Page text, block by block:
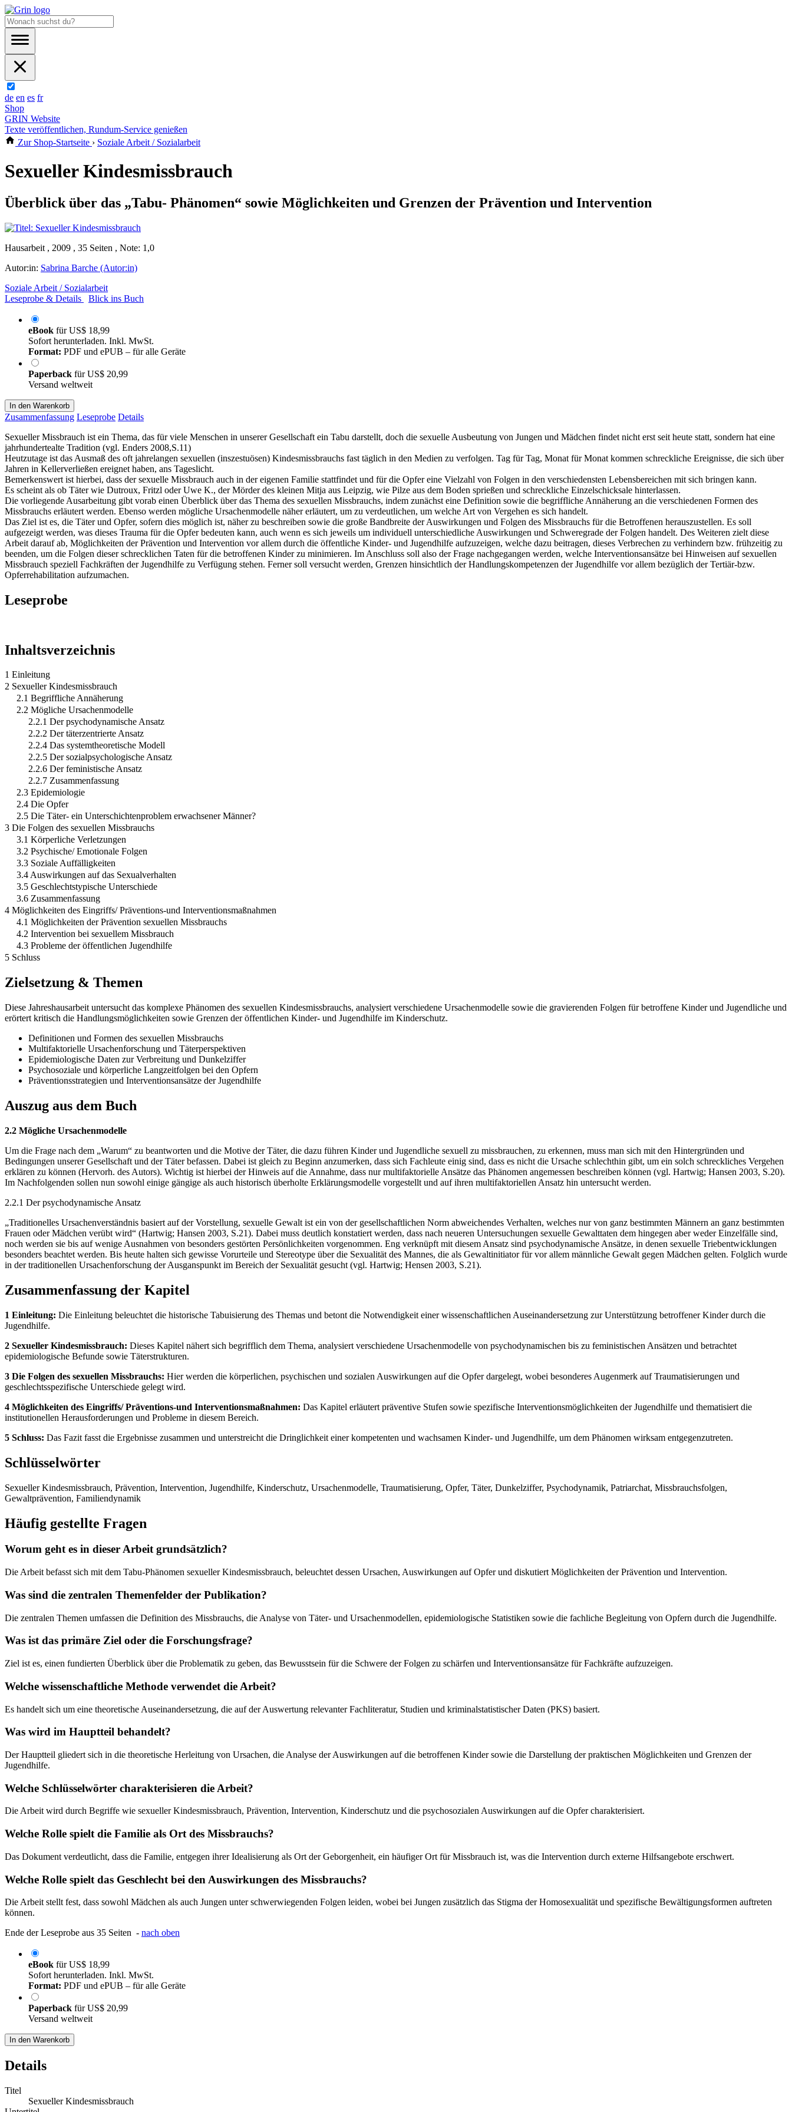
de en es fr
Shop
GRIN Website
Texte veröffentlichen, Rundum-Service genießen
Zur Shop-Startseite › Soziale Arbeit / Sozialarbeit
Sexueller Kindesmissbrauch
Überblick über das „Tabu- Phänomen“ sowie Möglichkeiten und Grenzen der Prävention und Intervention
Hausarbeit , 2009 , 35 Seiten , Note: 1,0
Autor:in: Sabrina Barche (Autor:in)
Soziale Arbeit / Sozialarbeit
Leseprobe & Details
Blick ins Buch
eBook fürUS$ 18,99
Sofort herunterladen. Inkl. MwSt.
Format: PDF und ePUB – für alle Geräte
Paperback fürUS$ 20,99
Versand weltweit
In den Warenkorb
Zusammenfassung Leseprobe Details
Sexueller Missbrauch ist ein Thema, das für viele Menschen in unserer Gesellschaft ein Tabu darstellt, doch die sexuelle Ausbeutung von Jungen und Mädchen findet nicht erst seit heute statt, sondern hat eine
jahrhundertealte Tradition (vgl. Enders 2008,S.11)
Heutzutage ist das Ausmaß des oft jahrelangen sexuellen (inszestuösen) Kindesmissbrauchs fast täglich in den Medien zu verfolgen. Tag für Tag, Monat für Monat kommen schreckliche Ereignisse, die sich über
Jahren in Kellerverließen ereignet haben, ans Tageslicht.
Bemerkenswert ist hierbei, dass der sexuelle Missbrauch auch in der eigenen Familie stattfindet und für die Opfer eine Vielzahl von Folgen in den verschiedensten Lebensbereichen mit sich bringen kann.
Es scheint als ob Täter wie Dutroux, Fritzl oder Uwe K., der Mörder des kleinen Mitja aus Leipzig, wie Pilze aus dem Boden sprießen und schreckliche Einzelschicksale hinterlassen.
Die vorliegende Ausarbeitung gibt vorab einen Überblick über das Thema des sexuellen Missbrauchs, indem zunächst eine Definition sowie die begriffliche Annäherung an die verschiedenen Formen des
Missbrauchs erläutert werden. Ebenso werden mögliche Ursachenmodelle näher erläutert, um zu verdeutlichen, um welche Art von Vergehen es sich handelt.
Das Ziel ist es, die Täter und Opfer, sofern dies möglich ist, näher zu beschreiben sowie die große Bandbreite der Auswirkungen und Folgen des Missbrauchs für die Betroffenen herauszustellen. Es soll
aufgezeigt werden, was dieses Trauma für die Opfer bedeuten kann, auch wenn es sich jeweils um individuell unterschiedliche Auswirkungen und Schweregrade der Folgen handelt. Des Weiteren zielt diese
Arbeit darauf ab, Möglichkeiten der Prävention und Intervention vor allem durch die öffentliche Kinder- und Jugendhilfe aufzuzeigen, welche dazu beitragen, dieses Verbrechen zu verhindern bzw. frühzeitig zu
beenden, um die Folgen dieser schrecklichen Taten für die betroffenen Kinder zu minimieren. Im Anschluss soll also der Frage nachgegangen werden, welche Interventionsansätze bei Hinweisen auf sexuellen
Missbrauch speziell Fachkräften der Jugendhilfe zu Verfügung stehen. Ferner soll versucht werden, Grenzen hinsichtlich der Handlungskompetenzen der Jugendhilfe vor allem bezüglich der Tertiär-bzw.
Opferrehabilitation aufzumachen.
Leseprobe
Inhaltsverzeichnis
1 Einleitung
2 Sexueller Kindesmissbrauch
2.1 Begriffliche Annäherung
2.2 Mögliche Ursachenmodelle
2.2.1 Der psychodynamische Ansatz
2.2.2 Der täterzentrierte Ansatz
2.2.4 Das systemtheoretische Modell
2.2.5 Der sozialpsychologische Ansatz
2.2.6 Der feministische Ansatz
2.2.7 Zusammenfassung
2.3 Epidemiologie
2.4 Die Opfer
2.5 Die Täter- ein Unterschichtenproblem erwachsener Männer?
3 Die Folgen des sexuellen Missbrauchs
3.1 Körperliche Verletzungen
3.2 Psychische/ Emotionale Folgen
3.3 Soziale Auffälligkeiten
3.4 Auswirkungen auf das Sexualverhalten
3.5 Geschlechtstypische Unterschiede
3.6 Zusammenfassung
4 Möglichkeiten des Eingriffs/ Präventions-und Interventionsmaßnahmen
4.1 Möglichkeiten der Prävention sexuellen Missbrauchs
4.2 Intervention bei sexuellem Missbrauch
4.3 Probleme der öffentlichen Jugendhilfe
5 Schluss
Zielsetzung & Themen
Diese Jahreshausarbeit untersucht das komplexe Phänomen des sexuellen Kindesmissbrauchs, analysiert verschiedene Ursachenmodelle sowie die gravierenden Folgen für betroffene Kinder und Jugendliche und
erörtert kritisch die Handlungsmöglichkeiten sowie Grenzen der öffentlichen Kinder- und Jugendhilfe im Kinderschutz.
Definitionen und Formen des sexuellen Missbrauchs
Multifaktorielle Ursachenforschung und Täterperspektiven
Epidemiologische Daten zur Verbreitung und Dunkelziffer
Psychosoziale und körperliche Langzeitfolgen bei den Opfern
Präventionsstrategien und Interventionsansätze der Jugendhilfe
Auszug aus dem Buch
2.2 Mögliche Ursachenmodelle
Um die Frage nach dem „Warum“ zu beantworten und die Motive der Täter, die dazu führen Kinder und Jugendliche sexuell zu missbrauchen, zu erkennen, muss man sich mit den Hintergründen und
Bedingungen unserer Gesellschaft und der Täter befassen. Dabei ist gleich zu Beginn anzumerken, dass sich Fachleute einig sind, dass es nicht die Ursache schlechthin gibt, um ein solch schreckliches Vergehen
erklären zu können (Hervorh. des Autors). Wichtig ist hierbei der Hinweis auf die Annahme, dass nur multifaktorielle Ansätze das Phänomen angemessen beschreiben können (vgl. Hartwig; Hansen 2003, S.20).
Im Nachfolgenden sollen nun sowohl einige gängige als auch historisch überholte Erklärungsmodelle vorgestellt und auf ihren multifaktoriellen Ansatz hin untersucht werden.
2.2.1 Der psychodynamische Ansatz
„Traditionelles Ursachenverständnis basiert auf der Vorstellung, sexuelle Gewalt ist ein von der gesellschaftlichen Norm abweichendes Verhalten, welches nur von ganz bestimmten Männern an ganz bestimmten
Frauen oder Mädchen verübt wird“ (Hartwig; Hansen 2003, S.21). Dabei muss deutlich konstatiert werden, dass nach neueren Untersuchungen sexuelle Gewalttaten dem hingegen aber weder Einzelfälle sind,
noch werden sie bis auf wenige Ausnahmen von besonders gestörten Persönlichkeiten vorgenommen. Eng verknüpft mit diesem Ansatz sind psychodynamische Ansätze, in denen sexuelle Triebentwicklungen
besonders beachtet werden. Bis heute halten sich gewisse Vorurteile und Stereotype über die Sexualität des Mannes, die als Gewaltinitiator für vor allem männliche Gewalt gegen Mädchen gelten. Folglich wurde
in der traditionellen Ursachenforschung der Ausganspunkt im Bereich der Sexualität gesucht (vgl. Hartwig; Hensen 2003, S.21).
Zusammenfassung der Kapitel
1 Einleitung: Die Einleitung beleuchtet die historische Tabuisierung des Themas und betont die Notwendigkeit einer wissenschaftlichen Auseinandersetzung zur Unterstützung betroffener Kinder durch die
Jugendhilfe.
2 Sexueller Kindesmissbrauch: Dieses Kapitel nähert sich begrifflich dem Thema, analysiert verschiedene Ursachenmodelle von psychodynamischen bis zu feministischen Ansätzen und betrachtet
epidemiologische Befunde sowie Täterstrukturen.
3 Die Folgen des sexuellen Missbrauchs: Hier werden die körperlichen, psychischen und sozialen Auswirkungen auf die Opfer dargelegt, wobei besonderes Augenmerk auf Traumatisierungen und
geschlechtsspezifische Unterschiede gelegt wird.
4 Möglichkeiten des Eingriffs/ Präventions-und Interventionsmaßnahmen: Das Kapitel erläutert präventive Stufen sowie spezifische Interventionsmöglichkeiten der Jugendhilfe und thematisiert die
institutionellen Herausforderungen und Probleme in diesem Bereich.
5 Schluss: Das Fazit fasst die Ergebnisse zusammen und unterstreicht die Dringlichkeit einer kompetenten und wachsamen Kinder- und Jugendhilfe, um dem Phänomen wirksam entgegenzutreten.
Schlüsselwörter
Sexueller Kindesmissbrauch, Prävention, Intervention, Jugendhilfe, Kinderschutz, Ursachenmodelle, Traumatisierung, Opfer, Täter, Dunkelziffer, Psychodynamik, Patriarchat, Missbrauchsfolgen,
Gewaltprävention, Familiendynamik
Häufig gestellte Fragen
Worum geht es in dieser Arbeit grundsätzlich?
Die Arbeit befasst sich mit dem Tabu-Phänomen sexueller Kindesmissbrauch, beleuchtet dessen Ursachen, Auswirkungen auf Opfer und diskutiert Möglichkeiten der Prävention und Intervention.
Was sind die zentralen Themenfelder der Publikation?
Die zentralen Themen umfassen die Definition des Missbrauchs, die Analyse von Täter- und Ursachenmodellen, epidemiologische Statistiken sowie die fachliche Begleitung von Opfern durch die Jugendhilfe.
Was ist das primäre Ziel oder die Forschungsfrage?
Ziel ist es, einen fundierten Überblick über die Problematik zu geben, das Bewusstsein für die Schwere der Folgen zu schärfen und Interventionsansätze für Fachkräfte aufzuzeigen.
Welche wissenschaftliche Methode verwendet die Arbeit?
Es handelt sich um eine theoretische Auseinandersetzung, die auf der Auswertung relevanter Fachliteratur, Studien und kriminalstatistischer Daten (PKS) basiert.
Was wird im Hauptteil behandelt?
Der Hauptteil gliedert sich in die theoretische Herleitung von Ursachen, die Analyse der Auswirkungen auf die betroffenen Kinder sowie die Darstellung der praktischen Möglichkeiten und Grenzen der
Jugendhilfe.
Welche Schlüsselwörter charakterisieren die Arbeit?
Die Arbeit wird durch Begriffe wie sexueller Kindesmissbrauch, Prävention, Intervention, Kinderschutz und die psychosozialen Auswirkungen auf die Opfer charakterisiert.
Welche Rolle spielt die Familie als Ort des Missbrauchs?
Das Dokument verdeutlicht, dass die Familie, entgegen ihrer Idealisierung als Ort der Geborgenheit, ein häufiger Ort für Missbrauch ist, was die Intervention durch externe Hilfsangebote erschwert.
Welche Rolle spielt das Geschlecht bei den Auswirkungen des Missbrauchs?
Die Arbeit stellt fest, dass sowohl Mädchen als auch Jungen unter schwerwiegenden Folgen leiden, wobei bei Jungen zusätzlich das Stigma der Homosexualität und spezifische Bewältigungsformen auftreten
können.
Ende der Leseprobe aus 35 Seiten - nach oben
eBook fürUS$ 18,99
Sofort herunterladen. Inkl. MwSt.
Format: PDF und ePUB – für alle Geräte
Paperback fürUS$ 20,99
Versand weltweit
In den Warenkorb
Details
Titel
Sexueller Kindesmissbrauch